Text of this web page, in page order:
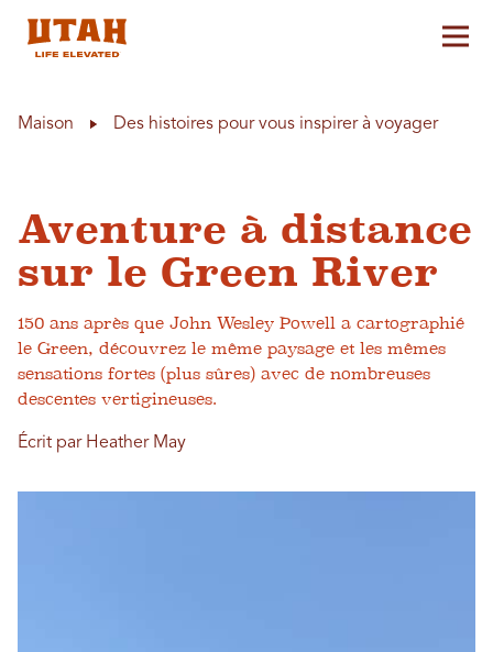
Maison Des histoires pour vous inspirer à voyager
Aventure à distance
sur le Green River
150 ans après que John Wesley Powell a cartographié
le Green, découvrez le même paysage et les mêmes
sensations fortes (plus sûres) avec de nombreuses
descentes vertigineuses.
Écrit par Heather May